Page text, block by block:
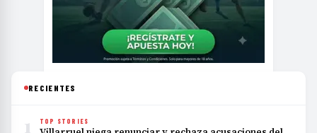
RECIENTES
1 TOP STORIES